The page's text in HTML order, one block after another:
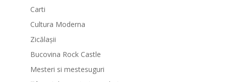
Carti
Cultura Moderna
Zicălașii
Bucovina Rock Castle
Mesteri si mestesuguri